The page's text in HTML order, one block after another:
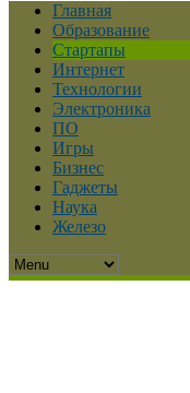
Главная
Образование
Стартапы
Интернет
Технологии
Электроника
ПО
Игры
Бизнес
Гаджеты
Наука
Железо